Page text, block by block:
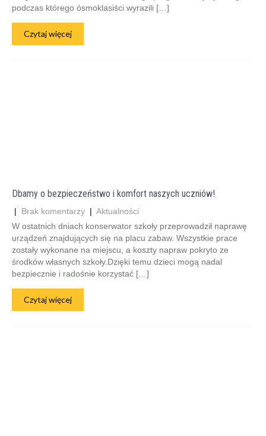
podczas którego ósmoklasiści wyrazili […]
Czytaj więcej
Dbamy o bezpieczeństwo i komfort naszych uczniów!
| Brak komentarzy | Aktualności
W ostatnich dniach konserwator szkoły przeprowadził naprawę
urządzeń znajdujących się na placu zabaw. Wszystkie prace
zostały wykonane na miejscu, a koszty napraw pokryto ze
środków własnych szkoły.Dzięki temu dzieci mogą nadal
bezpiecznie i radośnie korzystać […]
Czytaj więcej